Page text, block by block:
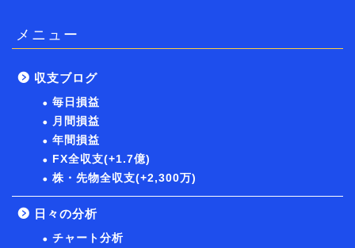
メニュー
収支ブログ
毎日損益
月間損益
年間損益
FX全収支(+1.7億)
株・先物全収支(+2,300万)
日々の分析
チャート分析